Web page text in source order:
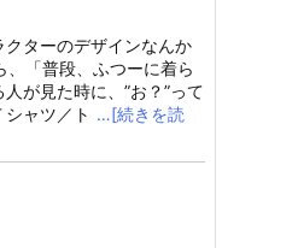
ターのデザインなんか
「普段、ふつーに着ら
が見た時に、”お？”って
ャツ／ト …[続きを読